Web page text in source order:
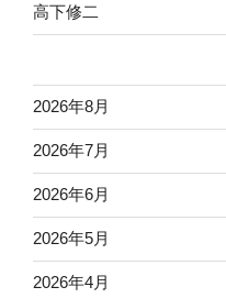
高下修二
2026年8月
2026年7月
2026年6月
2026年5月
2026年4月